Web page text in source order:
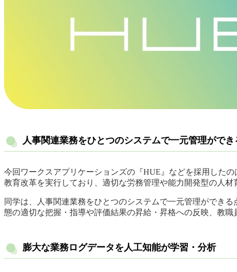
人事関連業務をひとつのシステムで一元管理ができ
今回ワークスアプリケーションズの『HUE』などを採用した
教育改革を実行しており、適切な労務管理や能力開発型の人
同学は、人事関連業務をひとつのシステムで一元管理ができ
態の適切な把握・指導や評価結果の昇給・昇格への反映、教
膨大な業務ログデータを人工知能が学習・分析